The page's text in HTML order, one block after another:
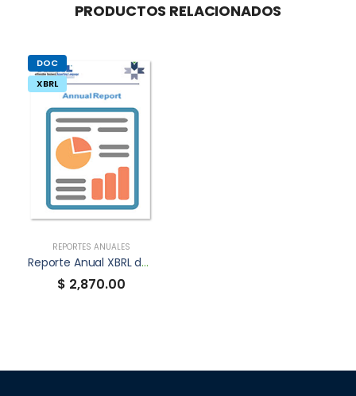
PRODUCTOS RELACIONADOS
DOC
XBRL
REPORTES ANUALES
Reporte Anual XBRL de VANRTCB
$ 2,870.00